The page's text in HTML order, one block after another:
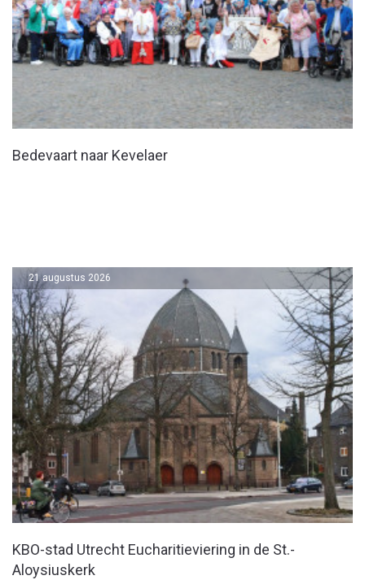
Bedevaart naar Kevelaer
KBO-stad Utrecht Eucharitieviering in de St.-
Aloysiuskerk
21 augustus 2026